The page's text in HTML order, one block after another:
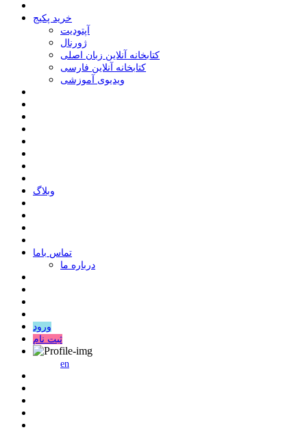
خرید پکیج
ﺁﭘﺘﻮﺩﯾﺖ
ﮊﻭﺭﻧﺎﻝ
کتابخانه آنلاین زبان اصلی
کتابخانه آنلاین فارسی
ویدیوی آموزشی
وبلاگ
ﺗﻤﺎﺱ ﺑﺎﻣﺎ
درباره ما
ورود
ثبت نام
en